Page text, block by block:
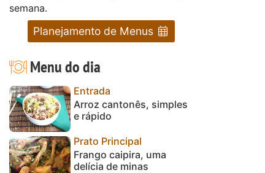
semana.
Planejamento de Menus
Menu do dia
Entrada
Arroz cantonês, simples
e rápido
Prato Principal
Frango caipira, uma
delícia de minas